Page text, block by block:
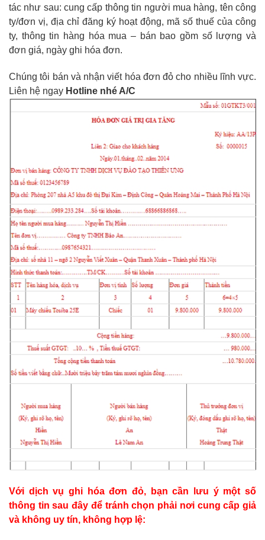
tác như sau: cung cấp thông tin người mua hàng, tên công
ty/đơn vị, địa chỉ đăng ký hoạt động, mã số thuế của công
ty, thông tin hàng hóa mua – bán bao gồm số lượng và
đơn giá, ngày ghi hóa đơn.
Chúng tôi bán và nhận viết hóa đơn đỏ cho nhiều lĩnh vực.
Liên hệ ngay Hotline nhé A/C
Với dịch vụ ghi hóa đơn đỏ, bạn cần lưu ý một số
thông tin sau đây để tránh chọn phải nơi cung cấp giả
và không uy tín, không hợp lệ: